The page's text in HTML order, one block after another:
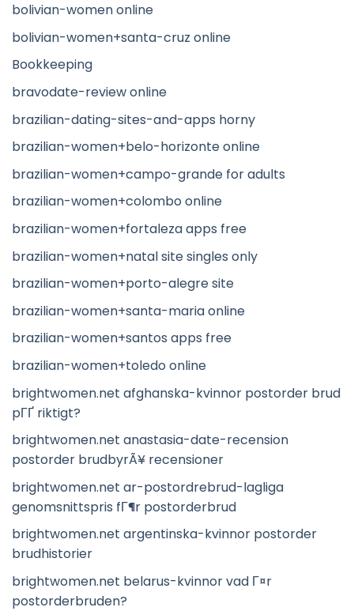
bolivian-women online
bolivian-women+santa-cruz online
Bookkeeping
bravodate-review online
brazilian-dating-sites-and-apps horny
brazilian-women+belo-horizonte online
brazilian-women+campo-grande for adults
brazilian-women+colombo online
brazilian-women+fortaleza apps free
brazilian-women+natal site singles only
brazilian-women+porto-alegre site
brazilian-women+santa-maria online
brazilian-women+santos apps free
brazilian-women+toledo online
brightwomen.net afghanska-kvinnor postorder brud
pГҐ riktigt?
brightwomen.net anastasia-date-recension
postorder brudbyrÃ¥ recensioner
brightwomen.net ar-postordrebrud-lagliga
genomsnittspris fГ¶r postorderbrud
brightwomen.net argentinska-kvinnor postorder
brudhistorier
brightwomen.net belarus-kvinnor vad Г¤r
postorderbruden?